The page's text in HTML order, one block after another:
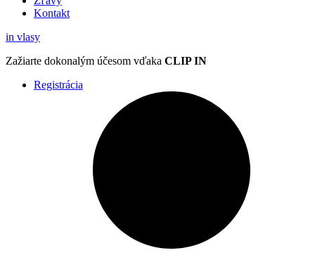
Kontakt
in vlasy
Zažiarte dokonalým účesom vďaka CLIP IN
Registrácia